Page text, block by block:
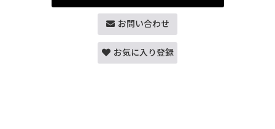
お問い合わせ
お気に入り登録